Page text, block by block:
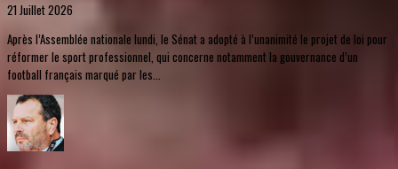
21 Juillet 2026
Après l’Assemblée nationale lundi, le Sénat a adopté à l’unanimité le projet de loi pour
réformer le sport professionnel, qui concerne notamment la gouvernance d’un
football français marqué par les...